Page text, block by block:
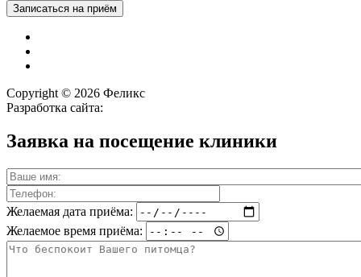
Записаться на приём
Copyright © 2026 Феликс
Разработка сайта:
Заявка на посещение клиники
Желаемая дата приёма:
Желаемое время приёма: